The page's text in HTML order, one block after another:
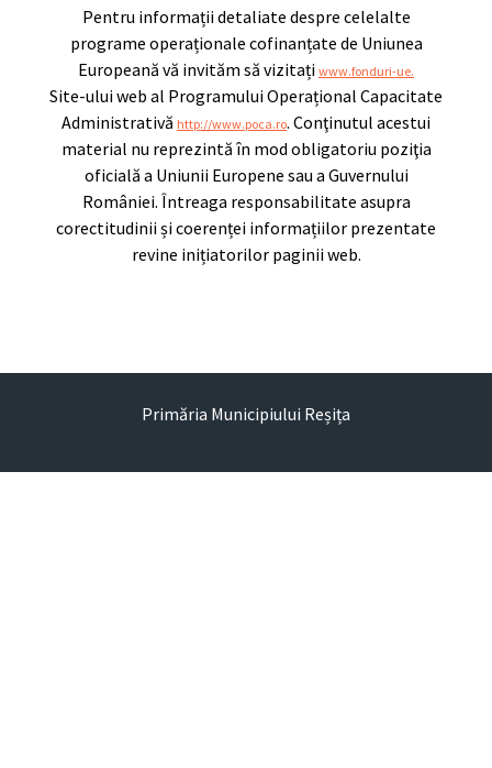
Pentru informații detaliate despre celelalte
programe operaționale cofinanțate de Uniunea
Europeană vă invităm să vizitați www.fonduri-ue.
Site-ului web al Programului Operațional Capacitate
Administrativă http://www.poca.ro. Conţinutul acestui
material nu reprezintă în mod obligatoriu poziţia
oficială a Uniunii Europene sau a Guvernului
României. Întreaga responsabilitate asupra
corectitudinii și coerenței informațiilor prezentate
revine inițiatorilor paginii web.
Primăria Municipiului Reșița